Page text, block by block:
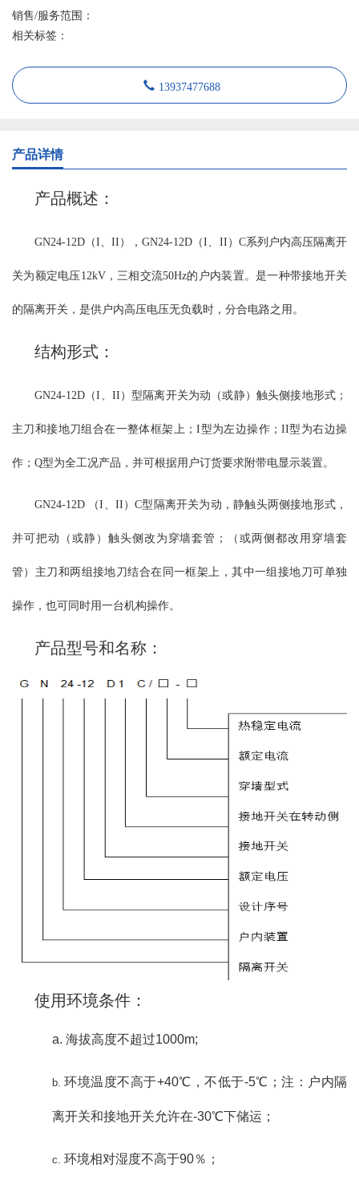
的分合闸。 GN30-12D型开关是在GN30-12型开关基础上增加带接地
刀的形式，可满足不同电力系统的需要。本产品设计紧凑、占用空
隔离开关和接地开关》的要求，适用于额定电压12千伏交流50Hz及
以下户内系统中，作为在有电压无负载情况下，分合电路之用。可
与高压开关柜配套使用，也可单独使用。 隔离开关采用JSXGN-12型
靠。触头采用片状触指，线状接触，降低了操作力并增加了转动灵
活性。 GN30-12型分平装型、穿墙型、平装接地型、穿墙接地型，
接地型又分动触头侧接地、静触头侧接地和动静触头双接地等。额
定电流从400A-4000A。配用CS6-2型、JSXGN-10型手动操作机构，
型、大爬距）； b、周围空气温度不超过＋40℃；且在24h内测得的
平均值不超过＋35℃；最低周围空气温度为-15℃； c、湿度条件：
平均值不超过2.2kPa；月相对湿度平均值不超过90%；月水蒸气压力
雾、腐蚀性和可燃性等侵蚀性物质的场所； e、来自开关设备外部的
协商解决。 注：海拔不超过4000m(高原型） 主要技术参数： 主要
两组绝缘子固定在开关底架上下两个面上，上下两个面之间由固定
分闸。GN30-12D系列户内高压旋转式隔离开关在原有开关的基础上
关的上下两个面上，使其带电部分和不带电部分在开关柜内完全隔
的刚性。GN30-12(D)G/630A,1000A,1250A触刀对触头的接触方式采
行设计机构进行换动。
销售/服务范围：
相关标签：
13937477688
产品详情
产品概述：
GN24-12D（I、II ），GN24-12D（I、II）C系列户内高压隔离开
关为额定电压12kV，三相交流50Hz的户内装置。是一种带接地开关
的隔离开关，是供户内高压电压无负载时，分合电路之用。
结构形式：
GN24-12D（I、II）型隔离开关为动（或静）触头侧接地形式；
主刀和接地刀组合在一整体框架上；I型为左边操作； II型为右边操
作；Q型为全工况产品，并可根据用户订货要求附带电显示装置。
GN24-12D （I、II）C型隔离开关为动，静触头两侧接地形式，
并可把动（或静）触头侧改为穿墙套管；（或两侧都改用穿墙套
管）主刀和两组接地刀结合在同一框架上，其中一组接地刀可单独
操作，也可同时用一台机构操作。
产品型号和名称：
使用环境条件：
a. 海拔高度不超过1000m;
b.环境温度不高于+40℃，不低于-5℃；注：户内隔
离开关和接地开关允许在-30℃下储运；
c. 环境相对湿度不高于90％；